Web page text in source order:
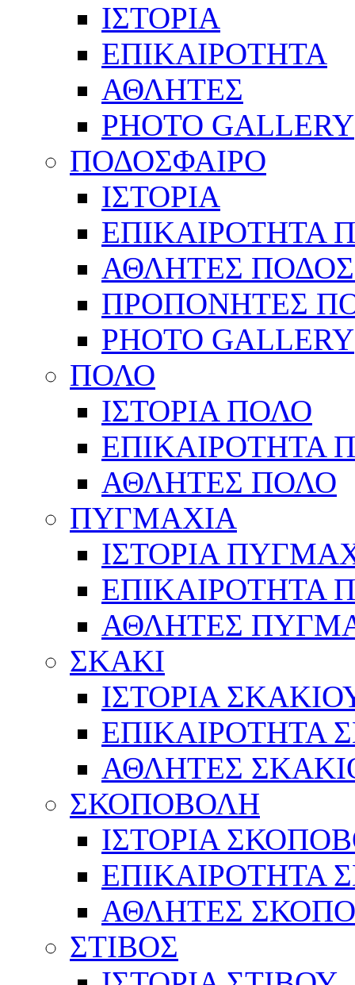
ΙΣΤΟΡΙΑ
ΕΠΙΚΑΙΡΟΤΗΤΑ
ΑΘΛΗΤΕΣ
PHOTO GALLERY
ΠΟΔΟΣΦΑΙΡΟ
ΙΣΤΟΡΙΑ
ΕΠΙΚΑΙΡΟΤΗΤΑ
ΑΘΛΗΤΕΣ
ΠΡΟΠΟΝΗΤΕΣ
PHOTO GALLERY
ΠΟΛΟ
ΙΣΤΟΡΙΑ ΠΟΛΟ
ΕΠΙΚΑΙΡΟΤΗΤΑ
ΑΘΛΗΤΕΣ ΠΟΛΟ
ΠΥΓΜΑΧΙΑ
ΙΣΤΟΡΙΑ
ΕΠΙΚΑΙΡΟΤΗΤΑ
ΑΘΛΗΤΕΣ
ΣΚΑΚΙ
ΙΣΤΟΡΙΑ
ΕΠΙΚΑΙΡΟΤΗΤΑ
ΑΘΛΗΤΕΣ
ΣΚΟΠΟΒΟΛΗ
ΙΣΤΟΡΙΑ
ΕΠΙΚΑΙΡΟΤΗΤΑ
ΑΘΛΗΤΕΣ
ΣΤΙΒΟΣ